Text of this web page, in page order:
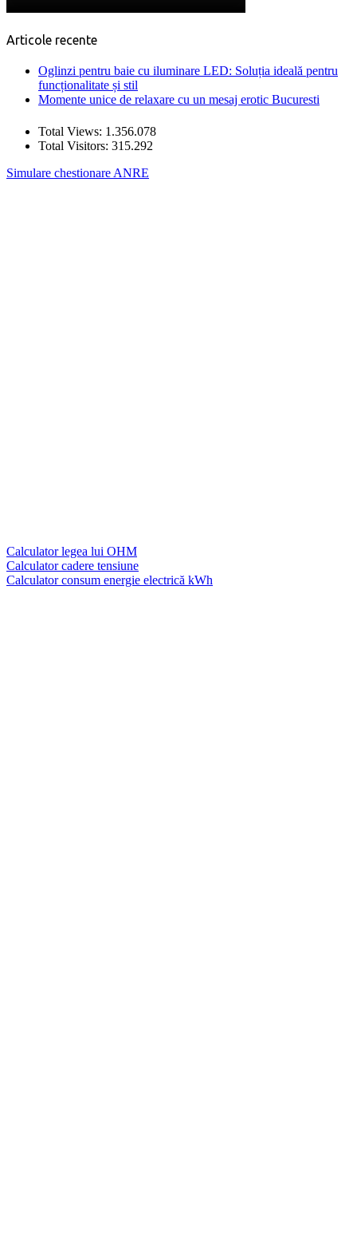
Articole recente
Oglinzi pentru baie cu iluminare LED: Soluția ideală pentru
funcționalitate și stil
Momente unice de relaxare cu un mesaj erotic Bucuresti
Total Views: 1.356.078
Total Visitors: 315.292
Simulare chestionare ANRE
Calculator legea lui OHM
Calculator cadere tensiune
Calculator consum energie electrică kWh